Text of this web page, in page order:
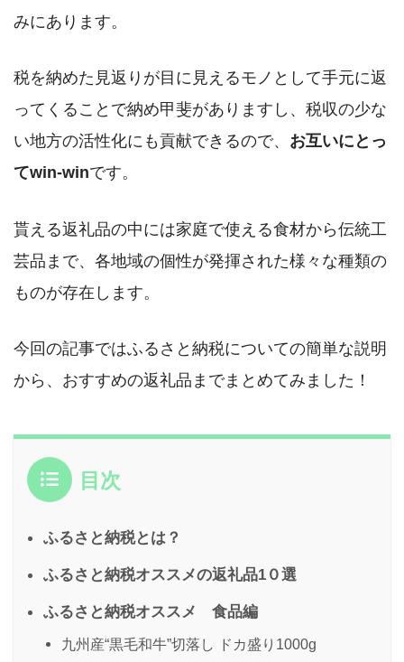
みにあります。
税を納めた見返りが目に見えるモノとして手元に返
ってくることで納め甲斐がありますし、税収の少な
い地方の活性化にも貢献できるので、 お互いにとっ
てwin-winです。
貰える返礼品の中には家庭で使える食材から伝統工
芸品まで、各地域の個性が発揮された様々な種類の
ものが存在します。
今回の記事ではふるさと納税についての簡単な説明
から、おすすめの返礼品までまとめてみました！
目次
ふるさと納税とは？
ふるさと納税オススメの返礼品1０選
ふるさと納税オススメ 食品編
九州産“黒毛和牛”切落し ドカ盛り1000g